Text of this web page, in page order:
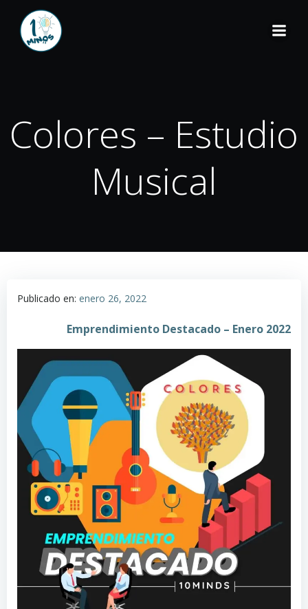
Colores – Estudio
Musical
Publicado en: enero 26, 2022
Emprendimiento Destacado – Enero 2022